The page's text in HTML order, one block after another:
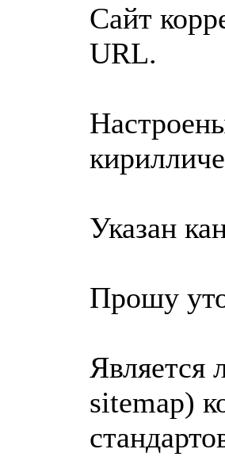
Сайт
URL.
Указан
Прошу
Является
sitemap)